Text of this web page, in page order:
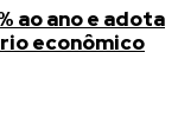
ao ano e adota
econômico